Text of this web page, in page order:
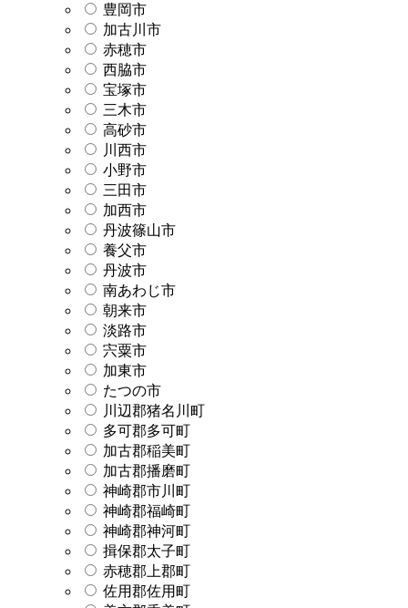
豊岡市
加古川市
赤穂市
西脇市
宝塚市
三木市
高砂市
川西市
小野市
三田市
加西市
丹波篠山市
養父市
丹波市
南あわじ市
朝来市
淡路市
宍粟市
加東市
たつの市
川辺郡猪名川町
多可郡多可町
加古郡稲美町
加古郡播磨町
神崎郡市川町
神崎郡福崎町
神崎郡神河町
揖保郡太子町
赤穂郡上郡町
佐用郡佐用町